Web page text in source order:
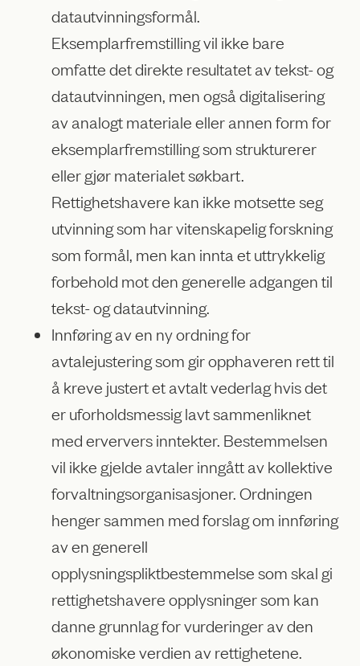
datautvinningsformål.
Eksemplarfremstilling vil ikke bare
omfatte det direkte resultatet av tekst- og
datautvinningen, men også digitalisering
av analogt materiale eller annen form for
eksemplarfremstilling som strukturerer
eller gjør materialet søkbart.
Rettighetshavere kan ikke motsette seg
utvinning som har vitenskapelig forskning
som formål, men kan innta et uttrykkelig
forbehold mot den generelle adgangen til
tekst- og datautvinning.
Innføring av en ny ordning for
avtalejustering som gir opphaveren rett til
å kreve justert et avtalt vederlag hvis det
er uforholdsmessig lavt sammenliknet
med erververs inntekter. Bestemmelsen
vil ikke gjelde avtaler inngått av kollektive
forvaltningsorganisasjoner. Ordningen
henger sammen med forslag om innføring
av en generell
opplysningspliktbestemmelse som skal gi
rettighetshavere opplysninger som kan
danne grunnlag for vurderinger av den
økonomiske verdien av rettighetene.